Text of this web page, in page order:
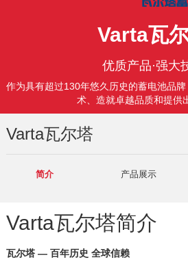
Varta瓦
优质产品·强大
作为具有超过130年悠久历史的蓄电池品
术、造就卓越品质和提供出
Varta瓦尔塔
简介 产品展示
Varta瓦尔塔简介
瓦尔塔 — 百年历史 全球信赖